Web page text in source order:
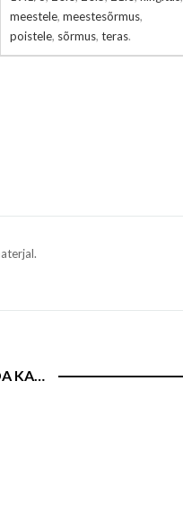
meestele, meestesõrmus,
poistele, sõrmus, teras.
KA…